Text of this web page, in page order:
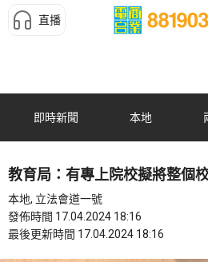
直播
即時新聞 本地
教育局：有專上院校擬將整個
本地, 立法會道一號
發佈時間 17.04.2024 18:16
最後更新時間 17.04.2024 18:16